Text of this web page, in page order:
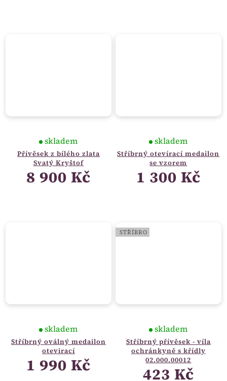
Přívěsek z bílého zlata
Svatý Kryštof
skladem
8 900 Kč
Stříbrný otevírací medailon
se vzorem
skladem
1 300 Kč
Stříbrný oválný medailon
otevirací
skladem
1 990 Kč
STŘÍBRO
Stříbrný přívěsek - víla
ochránkyně s křídly
02.000.00012
skladem
423 Kč